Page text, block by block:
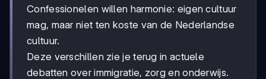
Confessionelen willen harmonie: eigen cultuur
mag, maar niet ten koste van de Nederlandse
cultuur.
Deze verschillen zie je terug in actuele
debatten over immigratie, zorg en onderwijs.